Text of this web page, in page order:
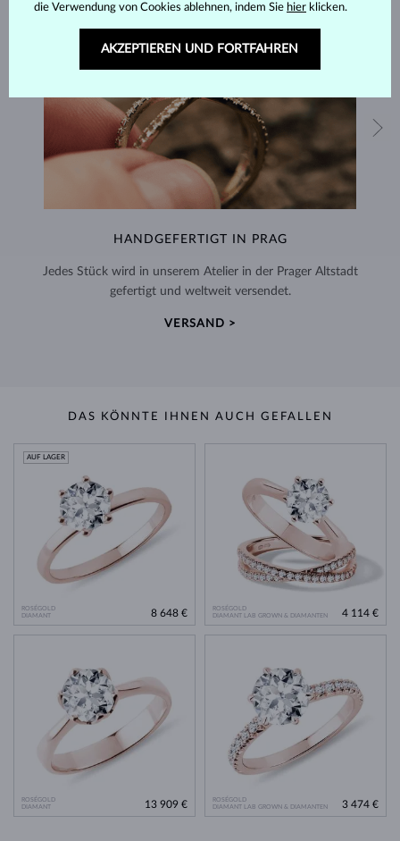
HANDGEFERTIGT IN PRAG
Jedes Stück wird in unserem Atelier in der Prager Altstadt
gefertigt und weltweit versendet.
VERSAND >
DAS KÖNNTE IHNEN AUCH GEFALLEN
ROSÉGOLD
DIAMANT
AUF LAGER
8 648 €
ROSÉGOLD
DIAMANT LAB GROWN & DIAMANTEN
4 114 €
ROSÉGOLD
DIAMANT
13 909 €
ROSÉGOLD
DIAMANT LAB GROWN & DIAMANTEN
3 474 €
die Verwendung von Cookies ablehnen, indem Sie hier klicken.
AKZEPTIEREN UND FORTFAHREN